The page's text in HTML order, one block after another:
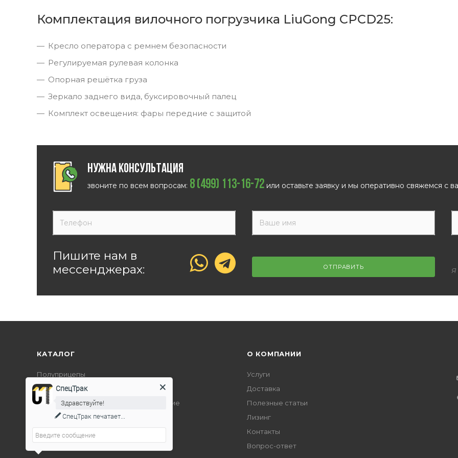
Комплектация вилочного погрузчика LiuGong CPCD25:
Кресло оператора с ремнем безопасности
Регулируемая рулевая колонка
Опорная решётка груза
Зеркало заднего вида, буксировочный палец
Комплект освещения: фары передние с защитой
Нужна консультация
звоните по всем вопросам: 8 (499) 113-16-72 или оставьте заявку и мы оперативно свяжемся с
Пишите нам в
мессенджерах:
ОТПРАВИТЬ Я
КАТАЛОГ
Полуприцепы
Дорожно-строительная техника
Подъемно-транспортное оборудование
О КОМПАНИИ
Услуги
Доставка
Полезные статьи
Лизинг
Контакты
Вопрос-ответ
СпецТрак
Здравствуйте!
СпецТрак печатает...